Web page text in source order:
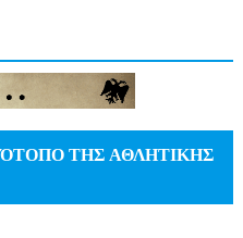
ΤΗΣ ΑΘΛΗΤΙΚΗΣ